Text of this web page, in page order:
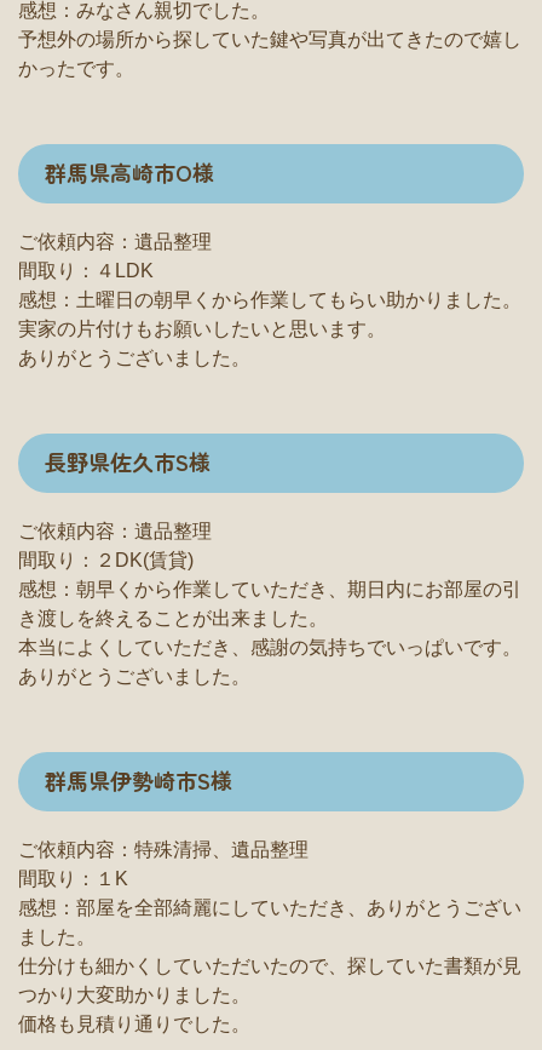
感想：みなさん親切でした。
予想外の場所から探していた鍵や写真が出てきたので嬉し
かったです。
群馬県高崎市O様
ご依頼内容：遺品整理
間取り：４LDK
感想：土曜日の朝早くから作業してもらい助かりました。
実家の片付けもお願いしたいと思います。
ありがとうございました。
長野県佐久市S様
ご依頼内容：遺品整理
間取り：２DK(賃貸)
感想：朝早くから作業していただき、期日内にお部屋の引
き渡しを終えることが出来ました。
本当によくしていただき、感謝の気持ちでいっぱいです。
ありがとうございました。
群馬県伊勢崎市S様
ご依頼内容：特殊清掃、遺品整理
間取り：１K
感想：部屋を全部綺麗にしていただき、ありがとうござい
ました。
仕分けも細かくしていただいたので、探していた書類が見
つかり大変助かりました。
価格も見積り通りでした。